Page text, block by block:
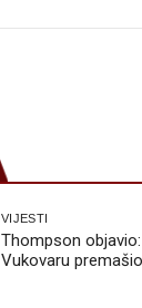
VIJESTI
Thompson
Vukovaru